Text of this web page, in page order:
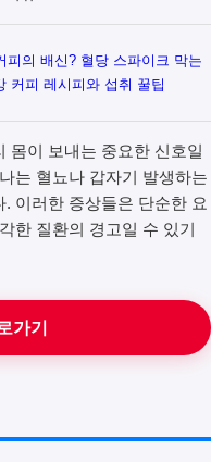
피의 배신? 혈당 스파이크 막는
커피 레시피와 섭취 꿀팁
몸이 보내는 중요한 신호일
는 혈뇨나 갑자기 발생하는
이러한 증상들은 단순한 요
한 질환의 경고일 수 있기
가기